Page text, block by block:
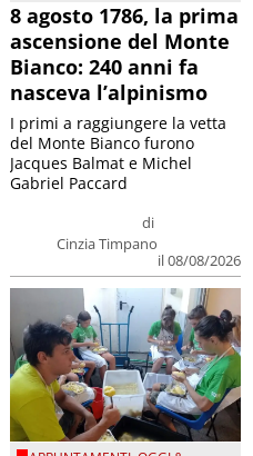
8 agosto 1786, la prima
ascensione del Monte
Bianco: 240 anni fa
nasceva l’alpinismo
di
Cinzia Timpano
il 08/08/2026
I primi a raggiungere la vetta
del Monte Bianco furono
Jacques Balmat e Michel
Gabriel Paccard